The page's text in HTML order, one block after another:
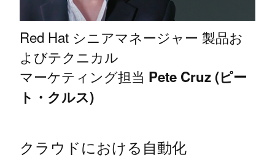
Red Hat シニアマネージャー 製品お
よびテクニカル
マーケティング担当 Pete Cruz (ピー
ト・クルス)
クラウドにおける自動化